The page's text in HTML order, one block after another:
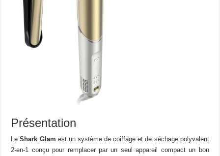
Présentation
LeShark Glam est un système de coiffage et de séchage polyvalent
2-en-1 conçu pour remplacer par un seul appareil compact un bon